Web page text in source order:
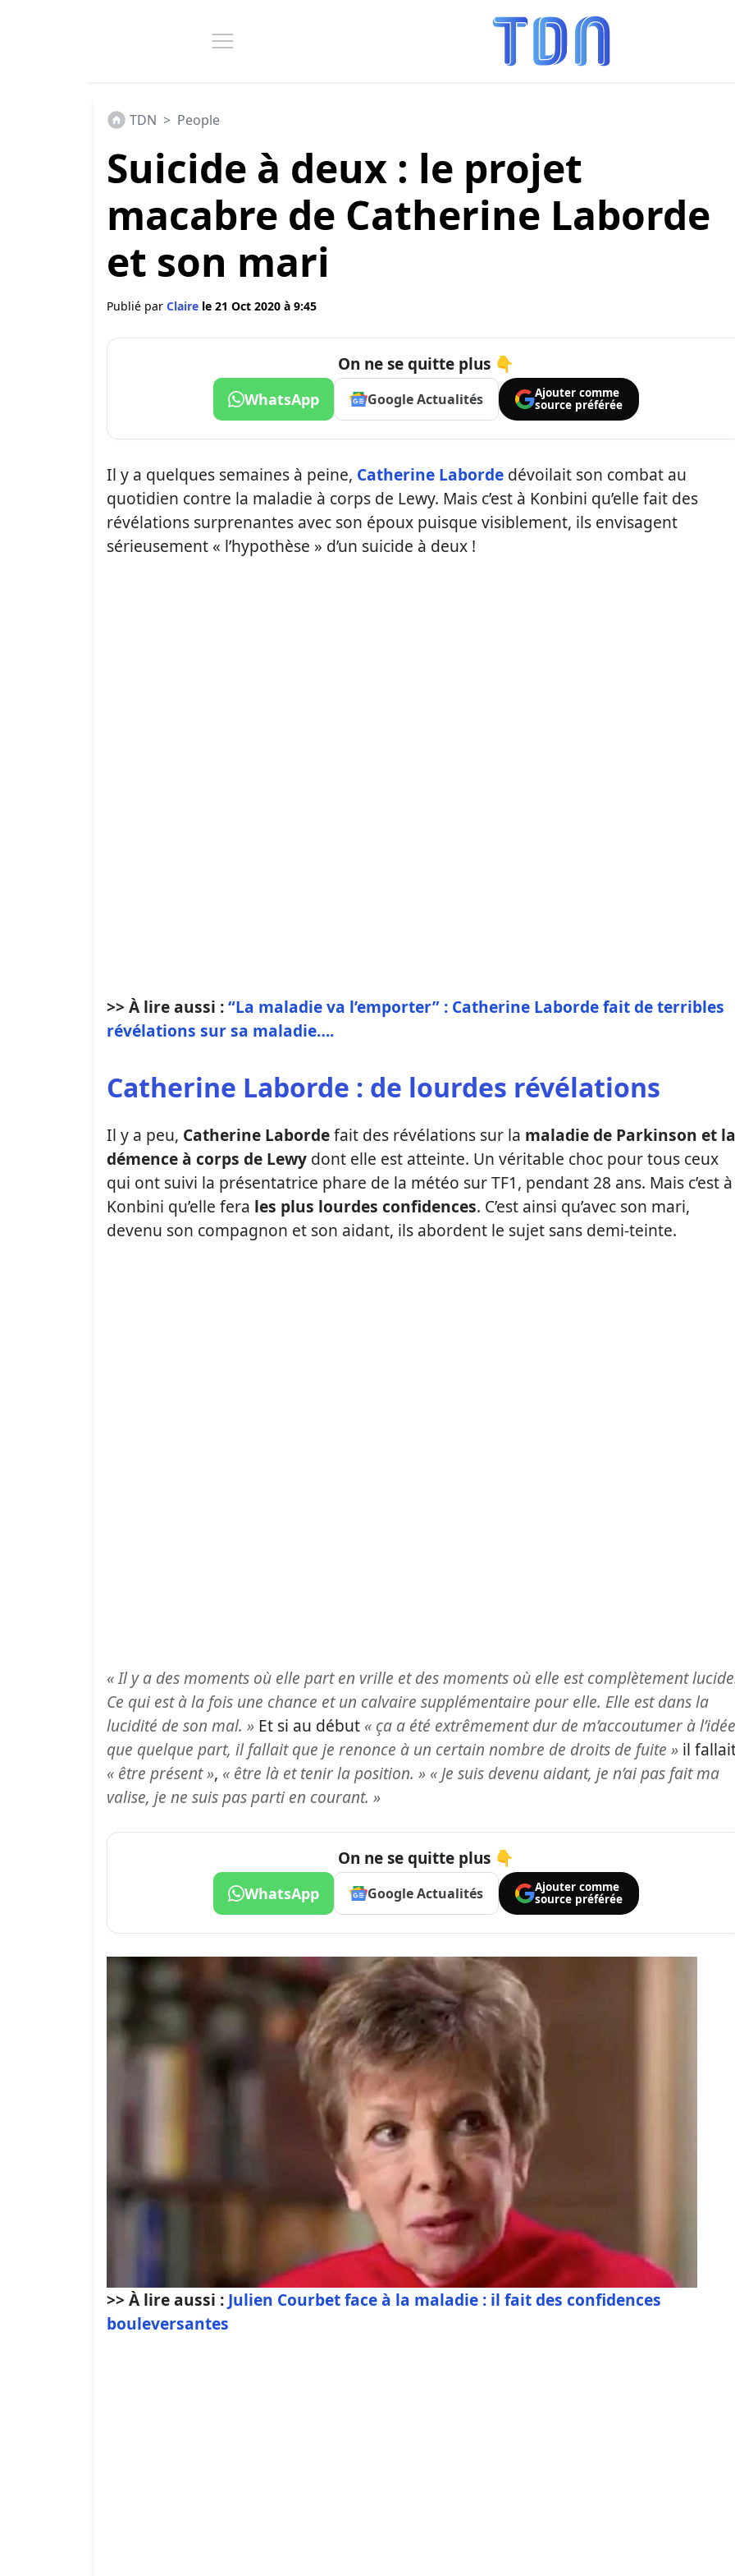
TDN > People
Suicide à deux : le projet
macabre de Catherine Laborde
et son mari
Publié par Claire le 21 Oct 2020 à 9:45
On ne se quitte plus 👇
WhatsApp Google Actualités
Ajouter comme
source préférée
Il y a quelques semaines à peine, Catherine Laborde dévoilait son combat au
quotidien contre la maladie à corps de Lewy. Mais c’est à Konbini qu’elle fait des
révélations surprenantes avec son époux puisque visiblement, ils envisagent
sérieusement « l’hypothèse » d’un suicide à deux !
>> À lire aussi :“La maladie va l’emporter” : Catherine Laborde fait de terribles
révélations sur sa maladie….
Catherine Laborde : de lourdes révélations
Il y a peu, Catherine Labordefait des révélations sur la maladie de Parkinson et la
démence à corps de Lewy dont elle est atteinte. Un véritable choc pour tous ceux
qui ont suivi la présentatrice phare de la météo sur TF1, pendant 28 ans. Mais c’est à
Konbini qu’elle fera les plus lourdes confidences. C’est ainsi qu’avec son mari,
devenu son compagnon et son aidant, ils abordent le sujet sans demi-teinte.
« Il y a des moments où elle part en vrille et des moments où elle est complètement
Ce qui est à la fois une chance et un calvaire supplémentaire pour elle. Elle est dans la
lucidité de son mal. » Et si au début « ça a été extrêmement dur de m’accoutumer à l’idée
que quelque part, il fallait que je renonce à un certain nombre de droits de fuite » il
« être présent », « être là et tenir la position. » « Je suis devenu aidant, je n’ai pas fait ma
valise, je ne suis pas parti en courant. »
On ne se quitte plus 👇
WhatsApp Google Actualités
Ajouter comme
source préférée
>> À lire aussi : Julien Courbet face à la maladie : il fait des confidences
bouleversantes